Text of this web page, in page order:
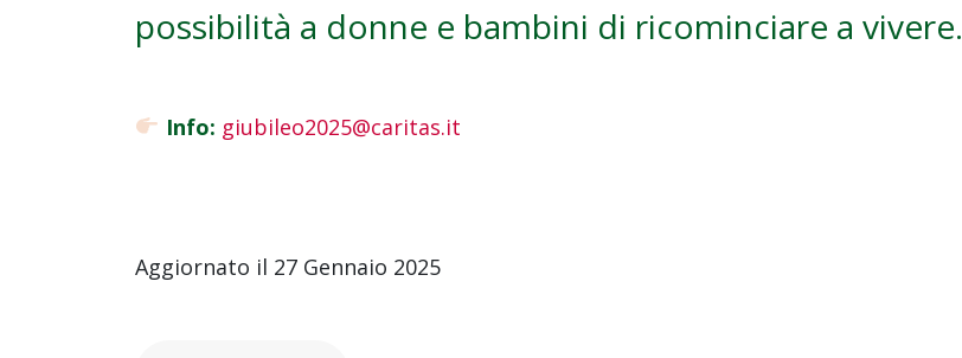
possibilità a donne e bambini di ricominciare a vivere.
Info: giubileo2025@caritas.it
Aggiornato il 27 Gennaio 2025